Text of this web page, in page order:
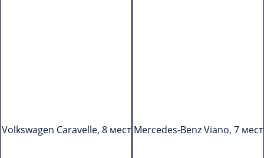
Volkswagen Caravelle, 8 мест Mercedes-Benz Viano, 7 мест